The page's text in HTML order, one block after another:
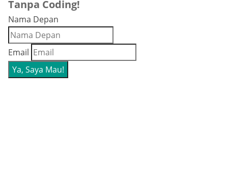
Tanpa Coding!
Nama Depan
Email